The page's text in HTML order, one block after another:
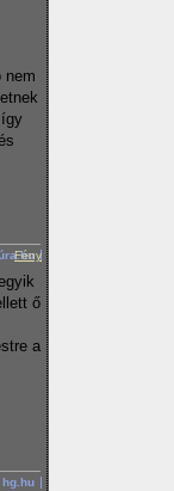
nem
Fény
ő
a
hg.hu